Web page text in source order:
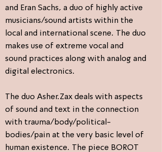
and Eran Sachs, a duo of highly active
musicians/sound artists within the
local and international scene. The duo
makes use of extreme vocal and
sound practices along with analog and
digital electronics.
The duo Asher.Zax deals with aspects
of sound and text in the connection
with trauma/body/political-
bodies/pain at the very basic level of
human existence. The piece BOROT